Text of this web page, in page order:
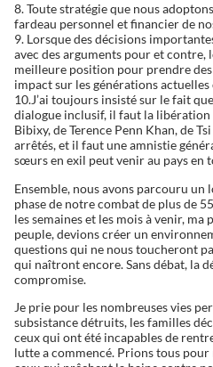
8. Toute stratégie que nous
fardeau personnel et financier de
9. Lorsque des décisions
avec des arguments pour et contre,
meilleure position pour prendre
impact sur les générations
10.J’ai toujours insisté sur le fait
dialogue inclusif, il faut la
Bibixy, de Terence Penn Khan, de
arrêtés, et il faut une amnistie
sœurs en exil peut venir au pays en
Ensemble, nous avons parcouru un
phase de notre combat de plus de
les semaines et les mois à venir,
peuple, devions créer un
questions qui ne nous toucheront
qui naîtront encore. Sans débat, la
compromise.
Je prie pour les nombreuses vies
subsistance détruits, les familles
ceux qui ont été incapables de
lutte a commencé. Prions tous